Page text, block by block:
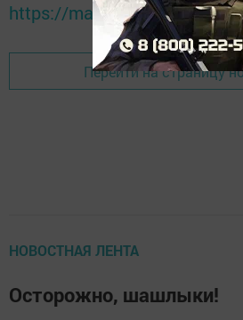
https://max.ru/tatmedia
Перейти на страницу
НОВОСТНАЯ ЛЕНТА
Осторожно, шашлыки!